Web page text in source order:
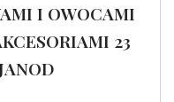
I OWOCAMI
23